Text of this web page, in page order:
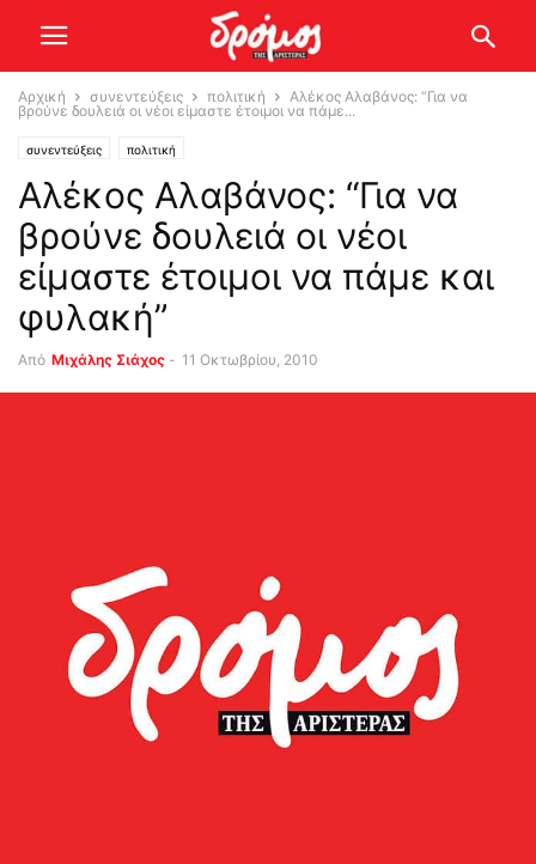
Αρχική συνεντεύξεις πολιτική
Αλέκος Αλαβάνος: “Για να
βρούνε δουλειά οι νέοι είμαστε έτοιμοι να πάμε...
συνεντεύξεις πολιτική
Αλέκος Αλαβάνος: “Για να
βρούνε δουλειά οι νέοι
είμαστε έτοιμοι να πάμε και
φυλακή”
Από Μιχάλης Σιάχος - 11 Οκτωβρίου, 2010